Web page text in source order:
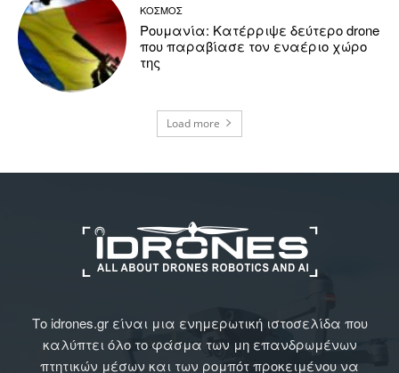
ΚΟΣΜΟΣ
Ρουμανία: Κατέρριψε δεύτερο drone
που παραβίασε τον εναέριο χώρο
της
Load more
Το idrones.gr είναι μια ενημερωτική ιστοσελίδα που
καλύπτει όλο το φάσμα των μη επανδρωμένων
πτητικών μέσων και των ρομπότ προκειμένου να